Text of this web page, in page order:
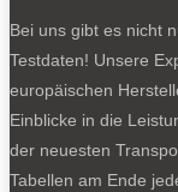
Bei uns gibt es nicht
Testdaten! Unsere
europäischen
Einblicke in die
der neuesten
Tabellen am Ende